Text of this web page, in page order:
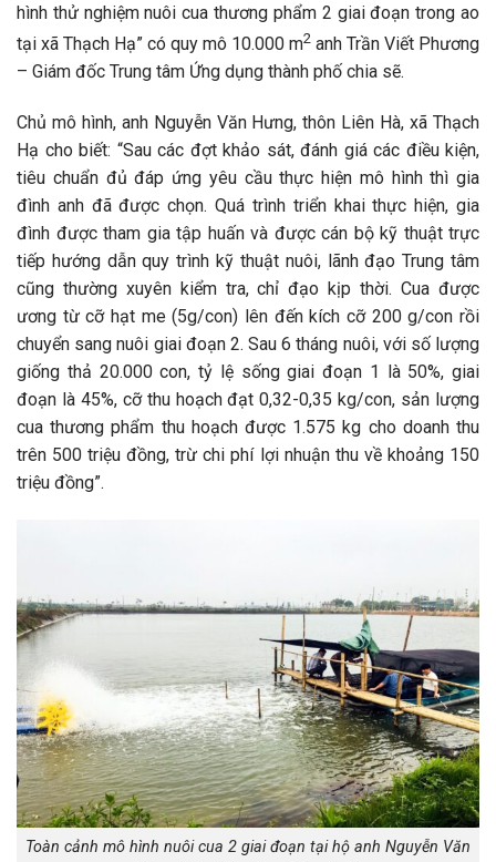
hình thử nghiệm nuôi cua thương phẩm 2 giai đoạn trong ao
tại xã Thạch Hạ” có quy mô 10.000 m2 anh Trần Viết Phương
– Giám đốc Trung tâm Ứng dụng thành phố chia sẽ.
Chủ mô hình, anh Nguyễn Văn Hưng, thôn Liên Hà, xã Thạch
Hạ cho biết: “Sau các đợt khảo sát, đánh giá các điều kiện,
tiêu chuẩn đủ đáp ứng yêu cầu thực hiện mô hình thì gia
đình anh đã được chọn. Quá trình triển khai thực hiện, gia
đình được tham gia tập huấn và được cán bộ kỹ thuật trực
tiếp hướng dẫn quy trình kỹ thuật nuôi, lãnh đạo Trung tâm
cũng thường xuyên kiểm tra, chỉ đạo kịp thời. Cua được
ương từ cỡ hạt me (5g/con) lên đến kích cỡ 200 g/con rồi
chuyển sang nuôi giai đoạn 2. Sau 6 tháng nuôi, với số lượng
giống thả 20.000 con, tỷ lệ sống giai đoạn 1 là 50%, giai
đoạn là 45%, cỡ thu hoạch đạt 0,32-0,35 kg/con, sản lượng
cua thương phẩm thu hoạch được 1.575 kg cho doanh thu
trên 500 triệu đồng, trừ chi phí lợi nhuận thu về khoảng 150
triệu đồng”.
Toàn cảnh mô hình nuôi cua 2 giai đoạn tại hộ anh Nguyễn Văn